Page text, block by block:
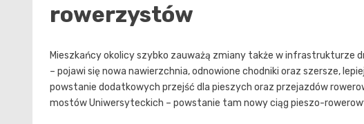
rowerzystów
Mieszkańcy okolicy szybko zauważą zmiany także w infrastrukturze
– pojawi się nowa nawierzchnia, odnowione chodniki oraz szersze,
powstanie dodatkowych przejść dla pieszych oraz przejazdów
mostów Uniwersyteckich – powstanie tam nowy ciąg pieszo-